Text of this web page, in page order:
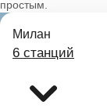
простым.
Милан
6 станций